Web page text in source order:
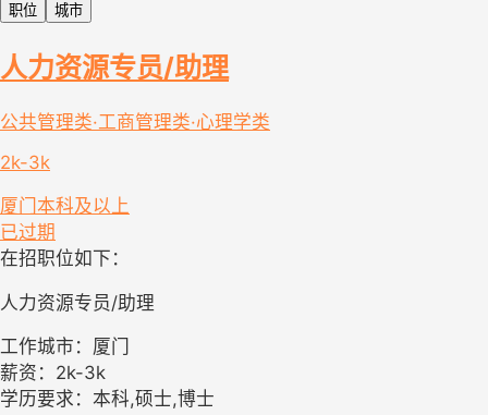
职位 城市
人力资源专员/助理
公共管理类·工商管理类·心理学类
2k-3k
厦门本科及以上
已过期
在招职位如下：
人力资源专员/助理
工作城市：厦门
薪资：2k-3k
学历要求：本科,硕士,博士